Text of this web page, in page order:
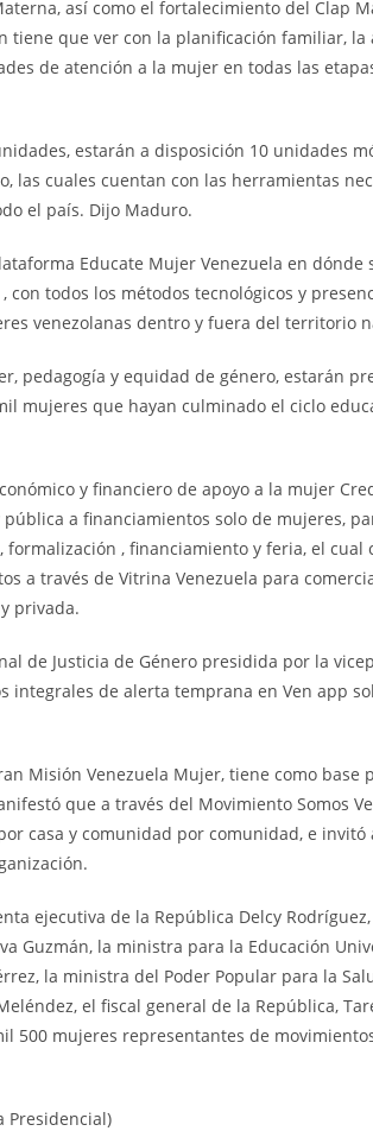
así como el fortalecimiento del Clap
tiene que ver con la planificación familiar, la
de atención a la mujer en todas las
estarán a disposición 10 unidades
las cuales cuentan con las herramientas
el país. Dijo Maduro.
Educate Mujer Venezuela en dónde
con todos los métodos tecnológicos y
venezolanas dentro y fuera del territorio
pedagogía y equidad de género, estarán
mujeres que hayan culminado el ciclo
y financiero de apoyo a la mujer
a financiamientos solo de mujeres,
, financiamiento y feria, el
a través de Vitrina Venezuela para
privada.
de Justicia de Género presidida por la
integrales de alerta temprana en Ven app
Misión Venezuela Mujer, tiene como base
que a través del Movimiento Somos
casa y comunidad por comunidad, e
ejecutiva de la República Delcy
Guzmán, la ministra para la Educación
la ministra del Poder Popular para la
el fiscal general de la República,
mujeres representantes de
Presidencial)